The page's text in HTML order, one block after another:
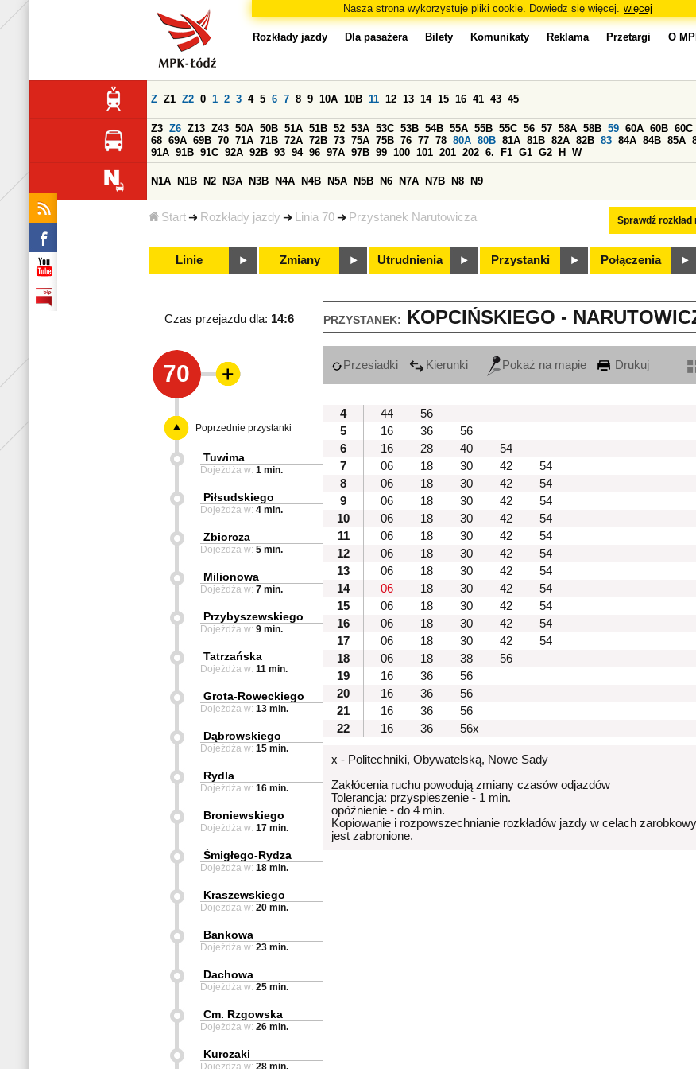
Nasza strona wykorzystuje pliki cookie. Dowiedz się więcej. więcej
Start Rozkłady jazdy Linia 70 Przystanek Narutowicza
Rozkłady jazdy Dla pasażera Bilety Komunikaty Reklama Przetargi O
Sprawdź rozkład
Z Z1 Z2 0 1 2 3 4 5 6 7 8 9 10A 10B 11 12 13 14 15 16 41 43 45
Z3 Z6 Z13 Z43 50A 50B 51A 51B 52 53A 53C 53B 54B 55A 55B 55C 56 57 58A 58B 59 60A 60B 60C
68 69A 69B 70 71A 71B 72A 72B 73 75A 75B 76 77 78 80A 80B 81A 81B 82A 82B 83 84A 84B 85A
91A 91B 91C 92A 92B 93 94 96 97A 97B 99 100 101 201 202 6. F1 G1 G2 H W
N1A N1B N2 N3A N3B N4A N4B N5A N5B N6 N7A N7B N8 N9
Linie Zmiany Utrudnienia Przystanki Połączenia
PRZYSTANEK: KOPCIŃSKIEGO -
Czas przejazdu dla: 14:6
70 Przesiadki Kierunki Pokaż na mapie Drukuj
4
44
56
5
16 36
56
6
16 28 40
54
7
06 18 30 42
54
8
06 18 30 42
54
9
06 18 30 42
54
10
06 18 30 42
54
11
06 18 30 42
54
12
06 18 30 42
54
13
06 18 30 42
54
14
06 18 30 42
54
15
06 18 30 42
54
16
06 18 30 42
54
17
06 18 30 42
54
18
06 18 38
56
19
16 36
56
20
16 36
56
21
16 36
56
22
16 36 56x
x - Politechniki, Obywatelską, Nowe Sady
Zakłócenia ruchu powodują zmiany czasów odjazdów
Tolerancja: przyspieszenie - 1 min.
opóźnienie - do 4 min.
Kopiowanie i rozpowszechnianie rozkładów jazdy w celach
jest zabronione.
Poprzednie przystanki
Tuwima
Dojeżdża w: 1 min.
Piłsudskiego
Dojeżdża w: 4 min.
Zbiorcza
Dojeżdża w: 5 min.
Milionowa
Dojeżdża w: 7 min.
Przybyszewskiego
Dojeżdża w: 9 min.
Tatrzańska
Dojeżdża w: 11 min.
Grota-Roweckiego
Dojeżdża w: 13 min.
Dąbrowskiego
Dojeżdża w: 15 min.
Rydla
Dojeżdża w: 16 min.
Broniewskiego
Dojeżdża w: 17 min.
Śmigłego-Rydza
Dojeżdża w: 18 min.
Kraszewskiego
Dojeżdża w: 20 min.
Bankowa
Dojeżdża w: 23 min.
Dachowa
Dojeżdża w: 25 min.
Cm. Rzgowska
Dojeżdża w: 26 min.
Kurczaki
Dojeżdża w: 28 min.